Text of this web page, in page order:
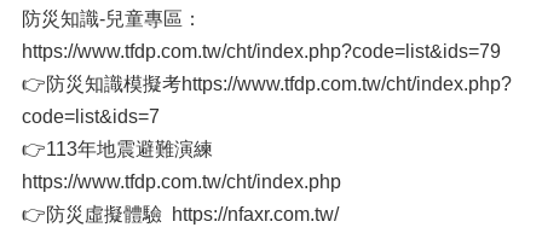
防災知識-兒童專區：
https://www.tfdp.com.tw/cht/index.php?code=list&ids=79
👉防災知識模擬考https://www.tfdp.com.tw/cht/index.php?
code=list&ids=7
👉113年地震避難演練
https://www.tfdp.com.tw/cht/index.php
👉防災虛擬體驗 https://nfaxr.com.tw/